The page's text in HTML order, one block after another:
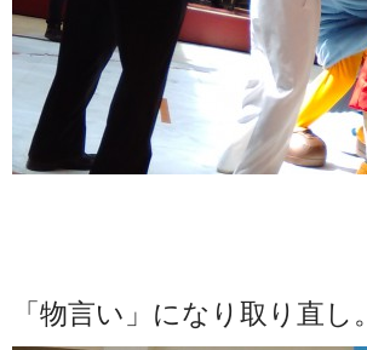
「物言い」になり取り直し。